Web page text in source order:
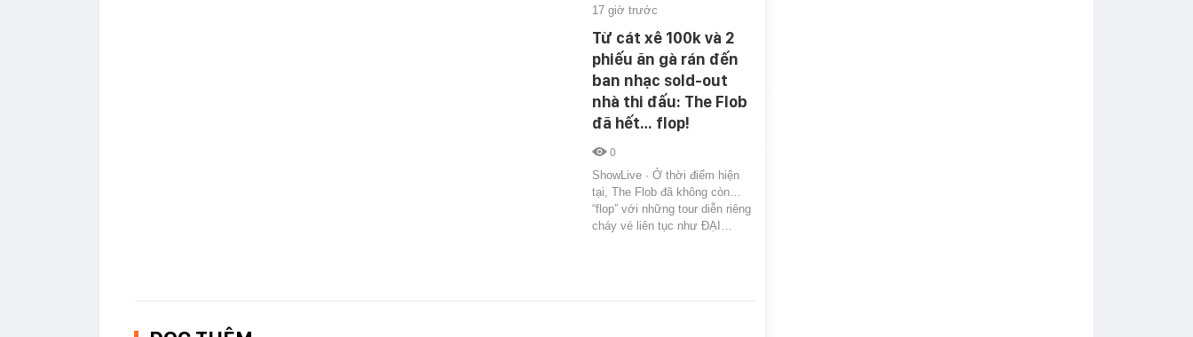
17 giờ trước
Từ cát xê 100k và 2
phiếu ăn gà rán đến
ban nhạc sold-out
nhà thi đấu: The Flob
đã hết… flop!
0
ShowLive · Ở thời điểm hiện
tại, The Flob đã không còn…
“flop” với những tour diễn riêng
cháy vé liên tục như ĐẠI…